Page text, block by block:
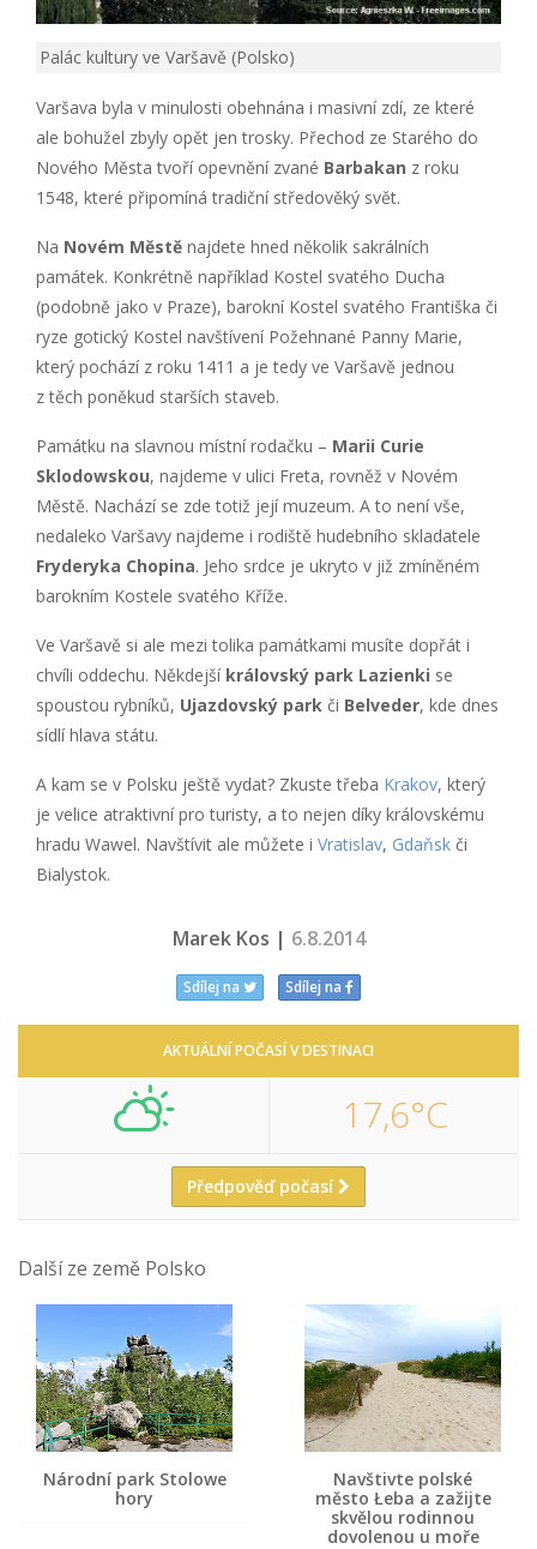
Palác kultury ve Varšavě (Polsko)
Varšava byla v minulosti obehnána i masivní zdí, ze které
ale bohužel zbyly opět jen trosky. Přechod ze Starého do
Nového Města tvoří opevnění zvané Barbakan z roku
1548, které připomíná tradiční středověký svět.
Na Novém Městě najdete hned několik sakrálních
památek. Konkrétně například Kostel svatého Ducha
(podobně jako v Praze), barokní Kostel svatého Františka či
ryze gotický Kostel navštívení Požehnané Panny Marie,
který pochází z roku 1411 a je tedy ve Varšavě jednou
z těch poněkud starších staveb.
Památku na slavnou místní rodačku – Marii Curie
Sklodowskou, najdeme v ulici Freta, rovněž v Novém
Městě. Nachází se zde totiž její muzeum. A to není vše,
nedaleko Varšavy najdeme i rodiště hudebního skladatele
Fryderyka Chopina. Jeho srdce je ukryto v již zmíněném
barokním Kostele svatého Kříže.
Ve Varšavě si ale mezi tolika památkami musíte dopřát i
chvíli oddechu. Někdejší královský park Lazienki se
spoustou rybníků, Ujazdovský park či Belveder, kde dnes
sídlí hlava státu.
A kam se v Polsku ještě vydat? Zkuste třeba Krakov, který
je velice atraktivní pro turisty, a to nejen díky královskému
hradu Wawel. Navštívit ale můžete i Vratislav, Gdaňsk či
Bialystok.
Marek Kos | 6.8.2014
Sdílej na Sdílej na
AKTUÁLNÍ POČASÍ V DESTINACI
17,6°C
Předpověď počasí
Další ze země Polsko
Národní park Stolowe
hory
Navštivte polské
město Łeba a zažijte
skvělou rodinnou
dovolenou u moře